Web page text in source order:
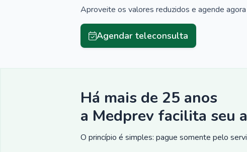
Aproveite os valores reduzidos e agende agora
Agendar teleconsulta
Há mais de 25 anos
a Medprev facilita seu
O princípio é simples: pague somente pelo